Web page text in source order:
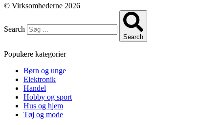
© Virksomhederne 2026
Search
Search
Populære kategorier
Børn og unge
Elektronik
Handel
Hobby og sport
Hus og hjem
Tøj og mode